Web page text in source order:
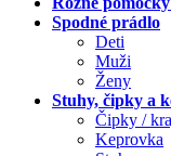
Spodné prádlo
Deti
Muži
Ženy
Stuhy, čipky a
Čipky /
Keprovka